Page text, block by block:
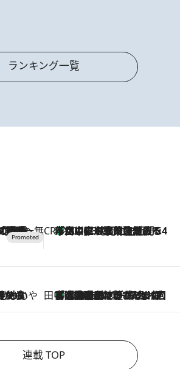
ランキング一覧
が待つ場所へ
野温泉 トンボの湯」で体験 CREA'S CHOICE
2026.8.7
「立川にも歌舞伎があるんだよ」 片岡仁左衛門・市川中車ら豪華座組みで4年目の立川立飛歌舞伎へ
掴む新緑のテリーヌ 田中稲の勝手に再ブーム
2026.8.7
「湘南乃風に憧れて」観客大盛上がりの“タオル回し”に、ラッパー顔負けの高速歌唱まで…さだまさし（74）のアグレッシブすぎる現在地
連載 TOP